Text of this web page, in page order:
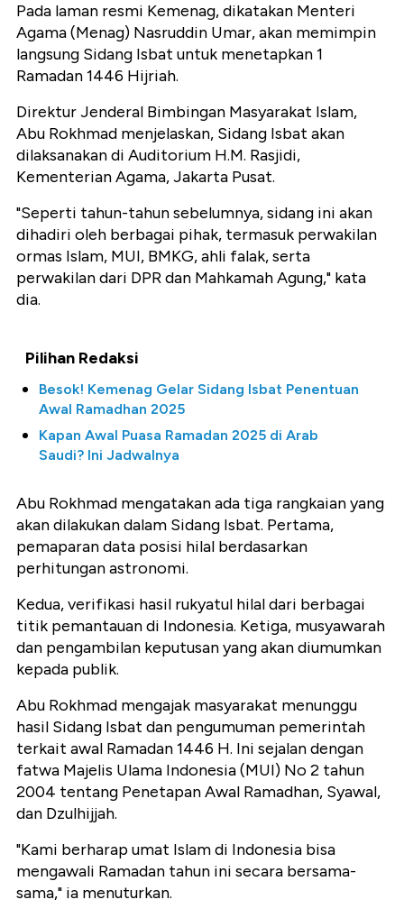
Pada laman resmi Kemenag, dikatakan Menteri
Agama (Menag) Nasruddin Umar, akan memimpin
langsung Sidang Isbat untuk menetapkan 1
Ramadan 1446 Hijriah.
Direktur Jenderal Bimbingan Masyarakat Islam,
Abu Rokhmad menjelaskan, Sidang Isbat akan
dilaksanakan di Auditorium H.M. Rasjidi,
Kementerian Agama, Jakarta Pusat.
"Seperti tahun-tahun sebelumnya, sidang ini akan
dihadiri oleh berbagai pihak, termasuk perwakilan
ormas Islam, MUI, BMKG, ahli falak, serta
perwakilan dari DPR dan Mahkamah Agung," kata
dia.
Pilihan Redaksi
Besok! Kemenag Gelar Sidang Isbat Penentuan
Awal Ramadhan 2025
Kapan Awal Puasa Ramadan 2025 di Arab
Saudi? Ini Jadwalnya
Abu Rokhmad mengatakan ada tiga rangkaian yang
akan dilakukan dalam Sidang Isbat. Pertama,
pemaparan data posisi hilal berdasarkan
perhitungan astronomi.
Kedua, verifikasi hasil rukyatul hilal dari berbagai
titik pemantauan di Indonesia. Ketiga, musyawarah
dan pengambilan keputusan yang akan diumumkan
kepada publik.
Abu Rokhmad mengajak masyarakat menunggu
hasil Sidang Isbat dan pengumuman pemerintah
terkait awal Ramadan 1446 H. Ini sejalan dengan
fatwa Majelis Ulama Indonesia (MUI) No 2 tahun
2004 tentang Penetapan Awal Ramadhan, Syawal,
dan Dzulhijjah.
"Kami berharap umat Islam di Indonesia bisa
mengawali Ramadan tahun ini secara bersama-
sama," ia menuturkan.